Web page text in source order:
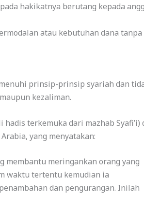
hakikatnya berutang kepada
atau kebutuhan dana tanpa
prinsip-prinsip syariah dan
kezaliman.
terkemuka dari mazhab Syafi’i)
yang menyatakan:
membantu meringankan orang yang
waktu tertentu kemudian ia
dan pengurangan. Inilah